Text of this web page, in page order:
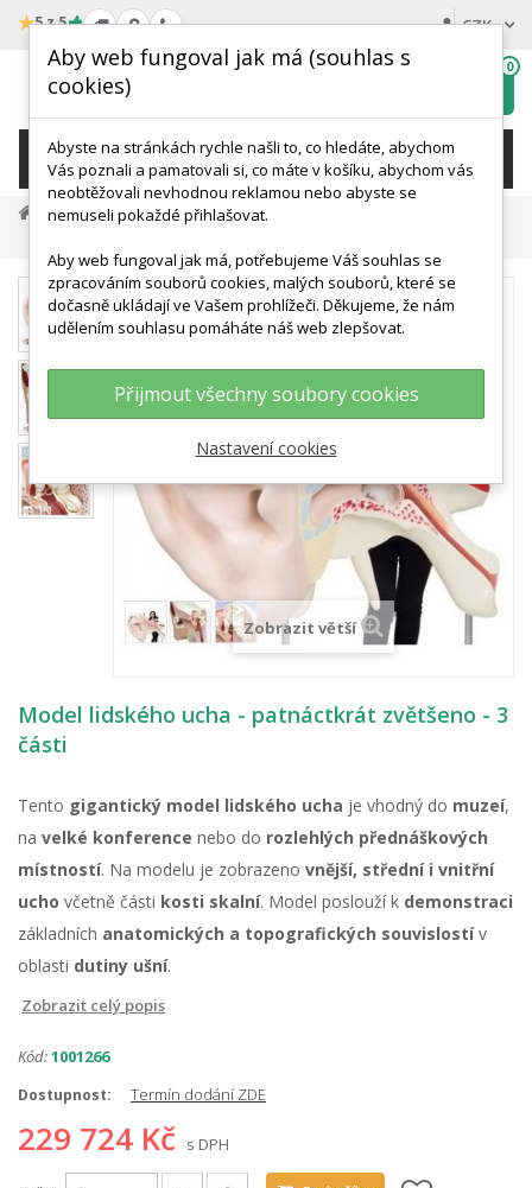
★5 z 5 CZK
wishlist
0
KATEGORIE
Anatomické Modely
Modely Ucha
Zobrazit větší
Model lidského ucha - patnáctkrát zvětšeno - 3
části
Tento gigantický model lidského ucha je vhodný do muzeí,
na velké konference nebo do rozlehlých přednáškových
místností. Na modelu je zobrazeno vnější, střední i vnitřní
ucho včetně části kosti skalní. Model poslouží k demonstraci
základních anatomických a topografických souvislostív
oblasti dutiny ušní.
Zobrazit celý popis
Kód:1001266
Dostupnost: Termín dodání ZDE
229 724 Kč s DPH
Aby web fungoval jak má (souhlas s
cookies)
Abyste na stránkách rychle našli to, co hledáte, abychom
Vás poznali a pamatovali si, co máte v košíku, abychom vás
neobtěžovali nevhodnou reklamou nebo abyste se
nemuseli pokaždé přihlašovat.
Aby web fungoval jak má, potřebujeme Váš souhlas se
zpracováním souborů cookies, malých souborů, které se
dočasně ukládají ve Vašem prohlížeči. Děkujeme, že nám
udělením souhlasu pomáháte náš web zlepšovat.
Přijmout všechny soubory cookies
Nastavení cookies